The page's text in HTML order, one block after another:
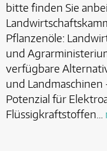
bitte finden Sie
Pflanzenöle:
und
verfügbare
und
Potenzial für
Flüssigkraftstoffen…